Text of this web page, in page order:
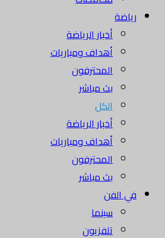
رياضة
أخبار الرياضة
أهداف ومباريات
المحترفون
بث مباشر
الكل
أخبار الرياضة
أهداف ومباريات
المحترفون
بث مباشر
في الفن
سينما
تلفزيون